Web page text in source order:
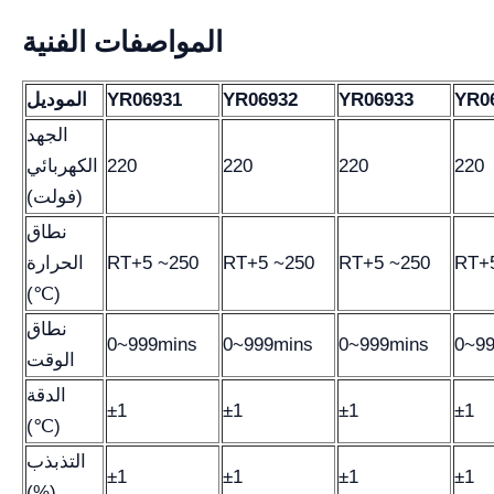
المواصفات الفنية
الموديل YR06931 YR06932 YR06933
الجهد
الكهربائي
(فولت)
220 220 220 220
نطاق
الحرارة
(℃)
RT+5 ~250 RT+5 ~250 RT+5 ~250
نطاق
الوقت
0~999mins 0~999mins 0~999mins
الدقة
(℃)
±1 ±1 ±1 ±1
التذبذب
±1 ±1 ±1 ±1